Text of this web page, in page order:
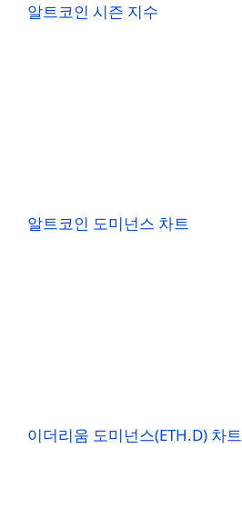
알트코인 시즌 지수
알트코인 도미넌스 차트
이더리움 도미넌스(ETH.D) 차트